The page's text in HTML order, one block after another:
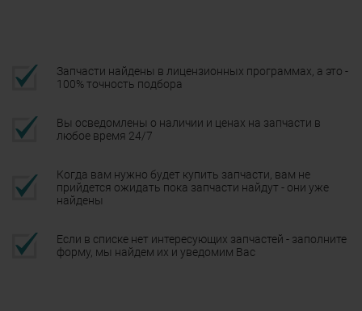
Запчасти найдены в лицензионных программах, а это -
100% точность подбора
Вы осведомлены о наличии и ценах на запчасти в
любое время 24/7
Когда вам нужно будет купить запчасти, вам не
прийдется ожидать пока запчасти найдут - они уже
найдены
Если в списке нет интересующих запчастей - заполните
форму, мы найдем их и уведомим Вас